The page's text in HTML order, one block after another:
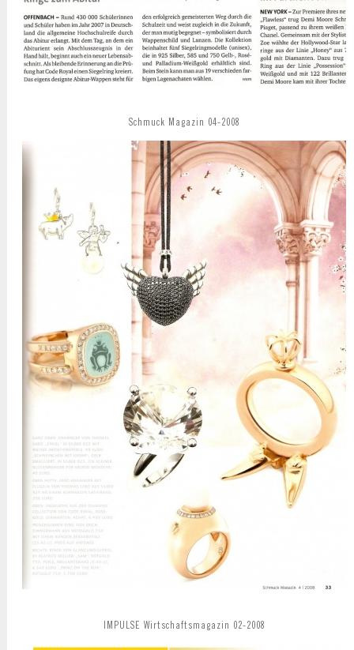
Schmuck Magazin 04-2008
IMPULSE Wirtschaftsmagazin 02-2008